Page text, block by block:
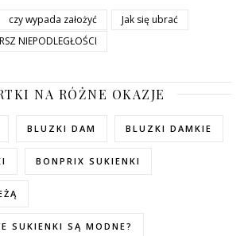
czy wypada założyć
Jak się ubrać
NIEPODLEGŁOŚCI
NA RÓŻNE OKAZJE
BLUZKI DAM BLUZKI DAMKIE
BONPRIX SUKIENKI
SUKIENKI SĄ MODNE?